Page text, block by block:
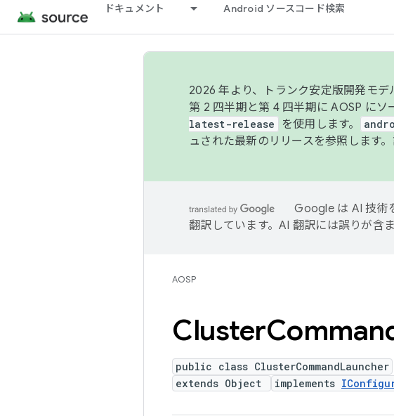
ドキュメント Android ソースコード検索
2026 年より、トランク安定版開発モデ
第 2 四半期と第 4 四半期に AOSP にソ
latest-release
を使用します。
ュされた最新のリリースを参照します。
Google は AI 技術
翻訳しています。AI 翻訳には誤りが含
AOSP
Cluster
public class ClusterCommandLauncher
extends Object
implements